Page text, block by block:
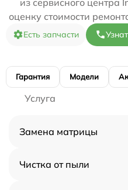
оценку стоимости
Есть запчасти
Гарантия Модели
Услуга
Замена матрицы
Чистка от пыли